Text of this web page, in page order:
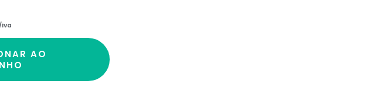
AO